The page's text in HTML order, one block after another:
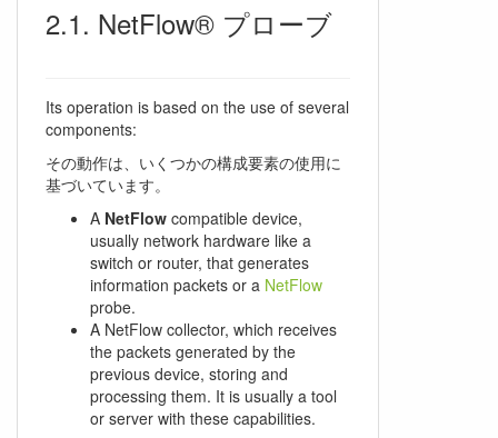
NetFlow® プローブ
Its operation is based on the use of several
components:
その動作は、いくつかの構成要素の使用に
基づいています。
A NetFlow compatible device,
usually network hardware like a
switch or router, that generates
information packets or a NetFlow
probe.
A NetFlow collector, which receives
the packets generated by the
previous device, storing and
processing them. It is usually a tool
or server with these capabilities.